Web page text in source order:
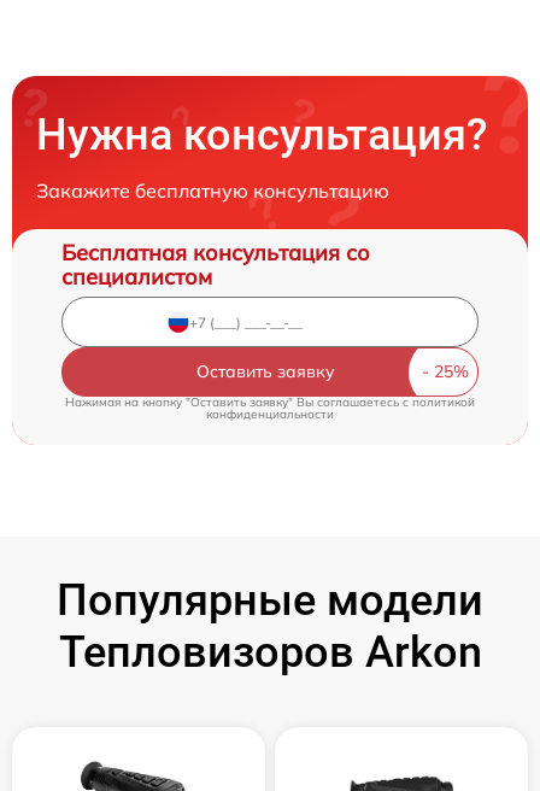
Нужна консультация?
Закажите бесплатную консультацию
Бесплатная консультация со
специалистом
Оставить заявку
Нажимая на кнопку "Оставить заявку" Вы соглашаетесь c политикой
конфиденциальности
Популярные модели
Тепловизоров Arkon